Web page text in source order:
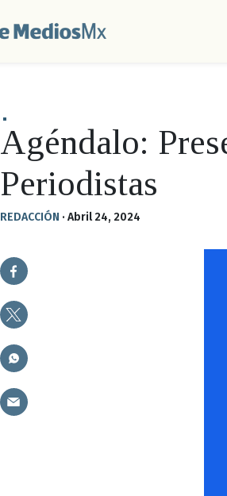
Agéndalo:
Periodistas
REDACCIÓN · Abril 24, 2024